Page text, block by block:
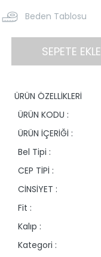
Beden Tablosu
SEPETE EKLE
ÜRÜN ÖZELLİKLERİ
ÜRÜN KODU :
ÜRÜN İÇERİĞİ :
Bel Tipi :
CEP TİPİ :
CİNSİYET :
Fit :
Kalıp :
Kategori :